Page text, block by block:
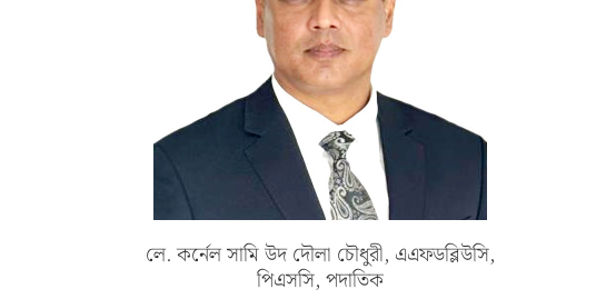
লে. কর্নেল সামি উদ দৌলা চৌধুরী, এএফডব্লিউসি,
পিএসসি, পদাতিক